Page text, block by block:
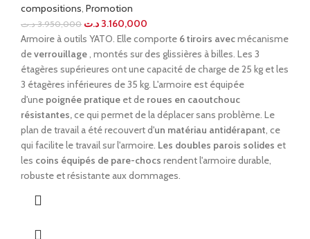
compositions Promotion
3.950,000 د.ت 3.160,000 د.ت
Armoire à outils YATO. Elle comporte 6 tiroirs avecmécanisme
deverrouillage , montés sur des glissières à billes. Les 3
étagères supérieures ont une capacité de charge de 25 kg et les
3 étagères inférieures de 35 kg. L'armoire est équipée
d'une poignée pratique et de roues en caoutchouc
résistantes,ce qui permet de la déplacer sans problème. Le
plan de travail a été recouvert d'un matériau antidérapant , ce
qui facilite le travail sur l'armoire. Les doubles parois solides et
les coins équipés de pare-chocs rendent l'armoire durable,
robuste et résistante aux dommages.